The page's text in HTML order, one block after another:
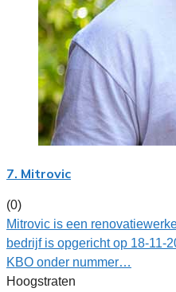
7. Mitrovic
(0)
Mitrovic is een
bedrijf is opgericht op 18-11-
KBO onder nummer…
Hoogstraten